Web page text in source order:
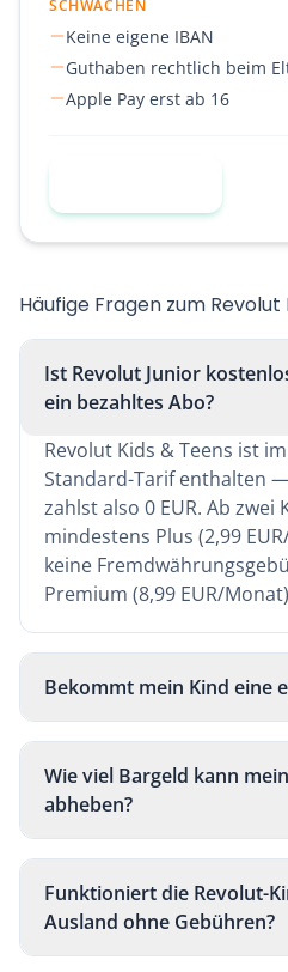
SCHWÄCHEN
Keine eigene IBAN
Guthaben rechtlich beim
Apple Pay erst ab 16
Häufige Fragen zum
Ist Revolut Junior
ein bezahltes Abo?
Revolut Kids & Teens ist
Standard-Tarif enthalten
zahlst also 0 EUR. Ab
mindestens Plus (2,99
keine
Premium (8,99 EUR/
Bekommt mein Kind eine
Wie viel Bargeld kann
abheben?
Funktioniert die Revolut-
Ausland ohne Gebühren?